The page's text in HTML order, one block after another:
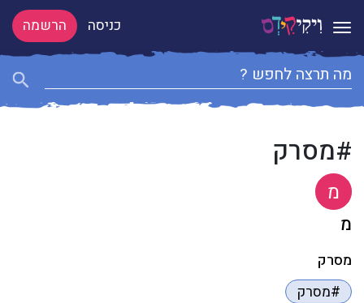
Toggle navigation כניסה הרשמה
#מסרק
מ
מ
מסרק
#מסרק